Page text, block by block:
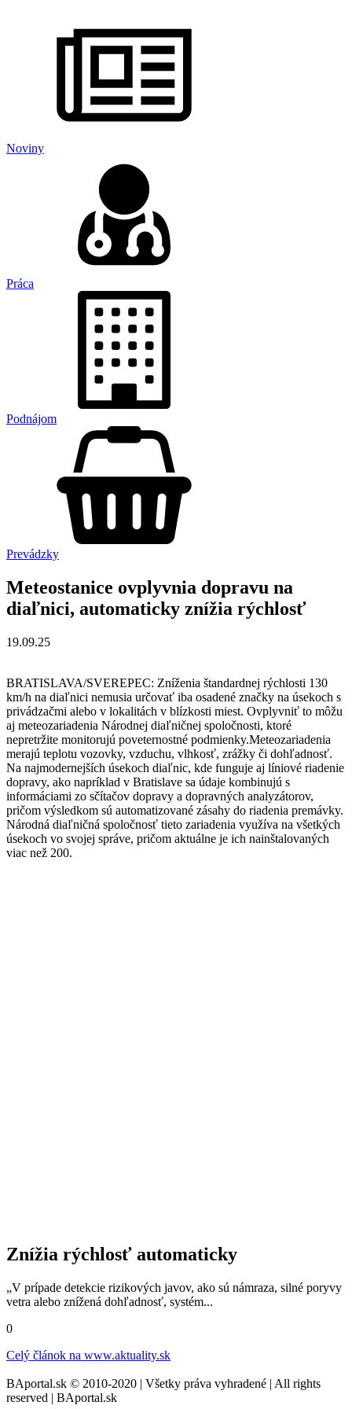
Noviny
Práca
Podnájom
Prevádzky
Meteostanice ovplyvnia dopravu na
diaľnici, automaticky znížia rýchlosť
19.09.25
BRATISLAVA/SVEREPEC: Zníženia štandardnej rýchlosti 130
km/h na diaľnici nemusia určovať iba osadené značky na úsekoch s
privádzačmi alebo v lokalitách v blízkosti miest. Ovplyvniť to môžu
aj meteozariadenia Národnej diaľničnej spoločnosti, ktoré
nepretržite monitorujú poveternostné podmienky.Meteozariadenia
merajú teplotu vozovky, vzduchu, vlhkosť, zrážky či dohľadnosť.
Na najmodernejších úsekoch diaľnic, kde funguje aj líniové riadenie
dopravy, ako napríklad v Bratislave sa údaje kombinujú s
informáciami zo sčítačov dopravy a dopravných analyzátorov,
pričom výsledkom sú automatizované zásahy do riadenia premávky.
Národná diaľničná spoločnosť tieto zariadenia využíva na všetkých
úsekoch vo svojej správe, pričom aktuálne je ich nainštalovaných
viac než 200.
Znížia rýchlosť automaticky
„V prípade detekcie rizikových javov, ako sú námraza, silné poryvy
vetra alebo znížená dohľadnosť, systém...
0
Celý článok na www.aktuality.sk
BAportal.sk © 2010-2020 | Všetky práva vyhradené | All rights
reserved | BAportal.sk